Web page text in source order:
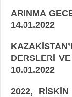
ARINMA
14.01.2022
DERSLERİ
10.01.2022
2022, RİSKİN